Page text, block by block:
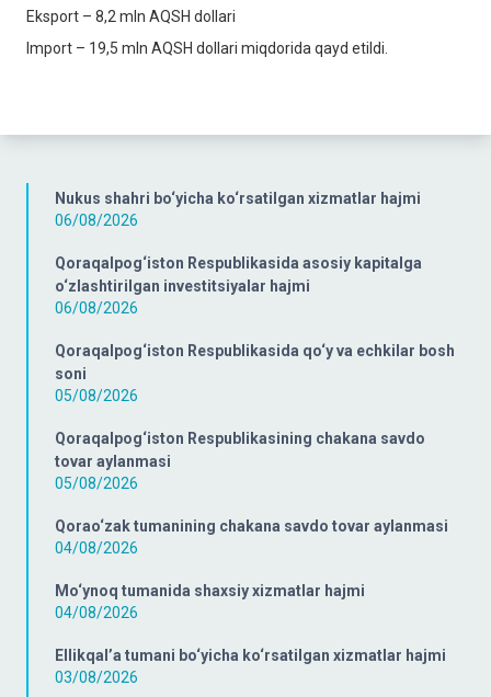
Nukus shahri bo‘yicha ko‘rsatilgan xizmatlar hajmi
06/08/2026
Qoraqalpog‘iston Respublikasida asosiy kapitalga
o‘zlashtirilgan investitsiyalar hajmi
Qoraqalpog‘iston Respublikasida qo‘y va echkilar bosh
05/08/2026
Eksport – 8,2 mln AQSH dollari
Import – 19,5 mln AQSH dollari miqdorida qayd etildi.